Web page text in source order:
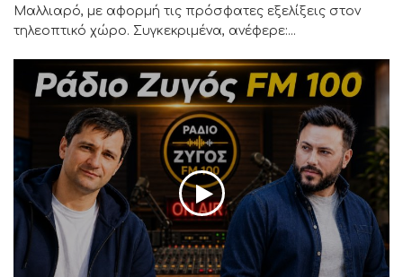
Μαλλιαρό, με αφορμή τις πρόσφατες εξελίξεις στον
τηλεοπτικό χώρο. Συγκεκριμένα, ανέφερε:...